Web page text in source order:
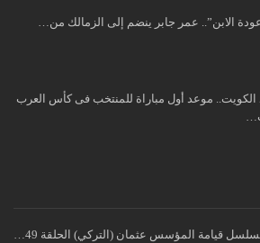
الابن”.. عمر جابر ينضم إلى الزمالك من…
موعد أول مباراة للمنتخب فى كأس العرب
قيامة المؤسس عثمان (التركي) الحلقة 49…